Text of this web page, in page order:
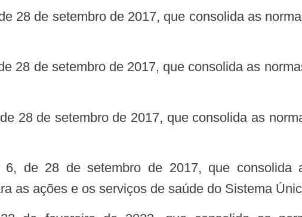
as ações e os serviços de saúde do Sistema